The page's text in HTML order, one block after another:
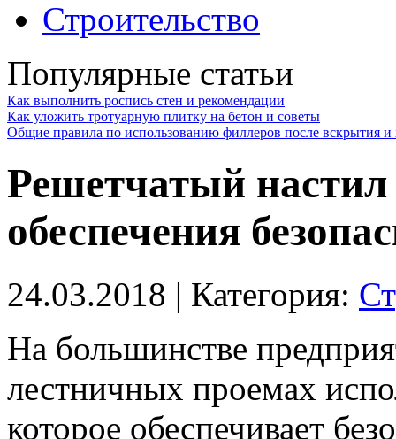
Строительство
Популярные статьи
Как выполнить роспись стен и рекомендации
Как уложить тротуарную плитку на бетон и советы
Общие правила по использованию филлеров после вскрытия и
Решетчатый настил
обеспечения
24.03.2018 | Категория:
На большинстве
лестничных проемах
которое обеспечивает